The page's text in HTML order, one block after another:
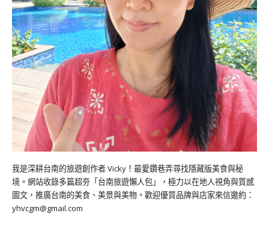
我是深耕台南的旅遊創作者 Vicky！最愛鑽巷弄尋找隱藏版美食與秘
境。網站收錄多篇超夯「台南旅遊懶人包」，極力以在地人視角與質感
圖文，推廣台南的美食、美景與美物。歡迎優質品牌與店家來信邀約：
yhvcgm@gmail.com